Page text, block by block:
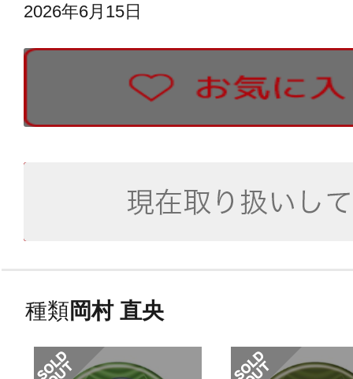
2026年6月15日
種類岡村 直央